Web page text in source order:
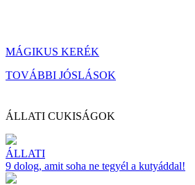
MÁGIKUS KERÉK
TOVÁBBI JÓSLÁSOK
ÁLLATI CUKISÁGOK
ÁLLATI
9 dolog, amit soha ne tegyél a kutyáddal!